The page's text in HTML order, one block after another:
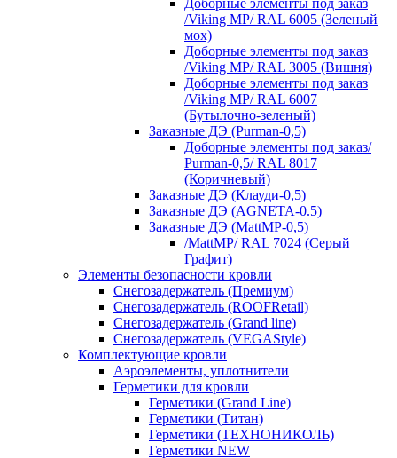
/Viking MP/ RAL 6005 (Зеленый
мох)
Доборные элементы под заказ
/Viking MP/ RAL 3005 (Вишня)
Доборные элементы под заказ
/Viking MP/ RAL 6007
(Бутылочно-зеленый)
Заказные ДЭ (Purman-0,5)
Доборные элементы под заказ/
Purman-0,5/ RAL 8017
(Коричневый)
Заказные ДЭ (Клауди-0,5)
Заказные ДЭ (AGNETA-0.5)
Заказные ДЭ (MattMP-0,5)
/MattMP/ RAL 7024 (Серый
Графит)
Элементы безопасности кровли
Снегозадержатель (Премиум)
Снегозадержатель (ROOFRetail)
Снегозадержатель (Grand line)
Снегозадержатель (VEGAStyle)
Комплектующие кровли
Аэроэлементы, уплотнители
Герметики для кровли
Герметики (Grand Line)
Герметики (Титан)
Герметики (ТЕХНОНИКОЛЬ)
Герметики NEW